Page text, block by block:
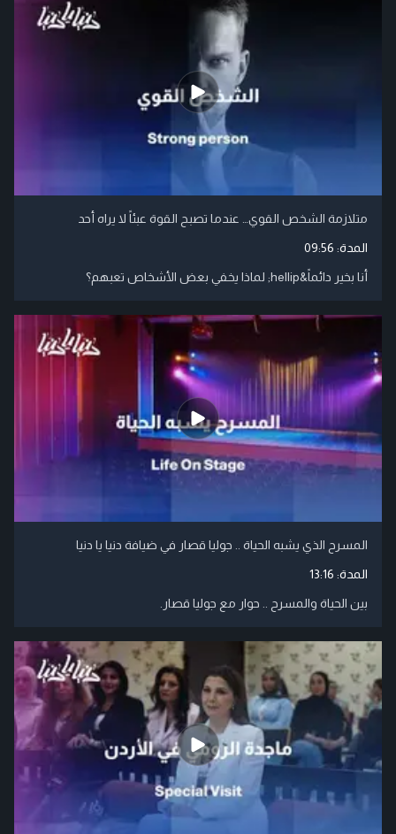
متلازمة الشخص القوي… عندما تصبح القوة عبئاً لا يراه أحد
المدة: 09:56
أنا بخير دائماً&hellip; لماذا يخفي بعض الأشخاص تعبهم؟
المسرح الذي يشبه الحياة .. جوليا قصار في ضيافة دنيا يا دنيا
المدة: 13:16
بين الحياة والمسرح .. حوار مع جوليا قصار.